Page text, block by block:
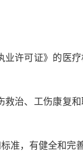
业许可证》的医
救治、工伤康复
准，有健全和完